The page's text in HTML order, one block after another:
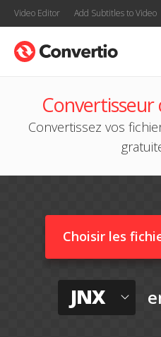
Video Editor Add Subtitles to Video
Convertisseur
Convertissez vos
Choisir les
JNX